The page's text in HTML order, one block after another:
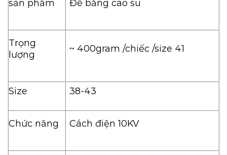
sản phẩm Đế bằng cao su
Trọng
lượng
~ 400gram /chiếc /size 41
Size 38-43
Chức năng Cách điện 10KV